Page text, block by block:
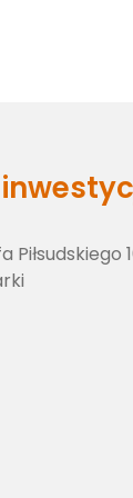
Piłsudskiego